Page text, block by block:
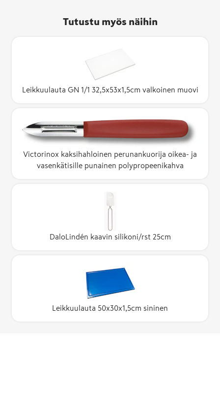
Tutustu myös näihin
Leikkuulauta GN 1/1 32,5x53x1,5cm valkoinen muovi
Victorinox kaksihahloinen perunankuorija oikea- ja
vasenkätisille punainen polypropeenikahva
DaloLindén kaavin silikoni/rst 25cm
Leikkuulauta 50x30x1,5cm sininen